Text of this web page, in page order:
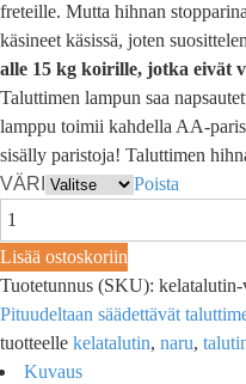
freteille. Mutta hihnan
käsineet käsissä, joten
alle 15 kg koirille, jotka eivät
Taluttimen lampun saa
lamppu toimii kahdella AA-
sisälly paristoja! Taluttimen
VÄRI
Poista
Lisää ostoskoriin
Tuotetunnus (SKU):
Pituudeltaan säädettävät
tuotteelle kelatalutin, naru,
Kuvaus